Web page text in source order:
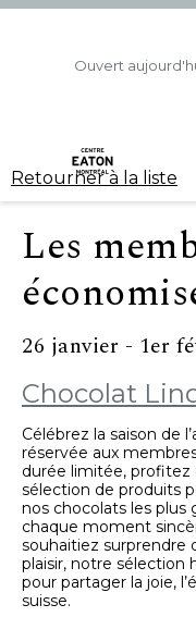
Ouvert
vendredi8/7
Retourner à la liste
Les
26 janvier - 1er
Chocolat
Célébrez la saison de
réservée aux
durée limitée, profitez
sélection de produits
nos chocolats les plus
chaque moment
souhaitiez surprendre
plaisir, notre sélection
pour partager la joie,
suisse.